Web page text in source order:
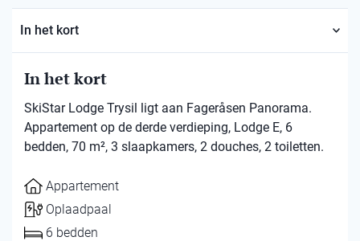
In het kort
In het kort
SkiStar Lodge Trysil ligt aan Fageråsen Panorama.
Appartement op de derde verdieping, Lodge E, 6
bedden, 70 m², 3 slaapkamers, 2 douches, 2 toiletten.
Appartement
Oplaadpaal
6 bedden